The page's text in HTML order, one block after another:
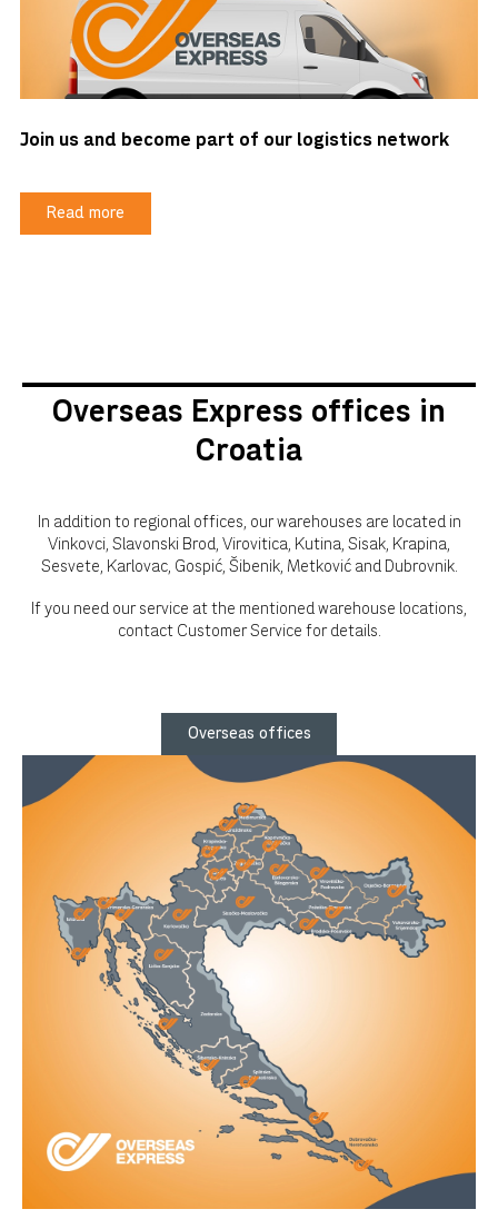
Join us and become part of our logistics network
Read more
Overseas Express offices in
Croatia
In addition to regional offices, our warehouses are located in
Vinkovci, Slavonski Brod, Virovitica, Kutina, Sisak, Krapina,
Sesvete, Karlovac, Gospić, Šibenik, Metković and Dubrovnik.
If you need our service at the mentioned warehouse locations,
contact Customer Service for details.
Overseas offices